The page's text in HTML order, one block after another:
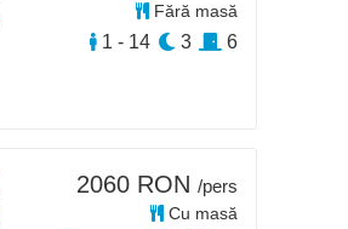
Fără masă
1 - 14 3 6
2060 RON /pers
Cu masă